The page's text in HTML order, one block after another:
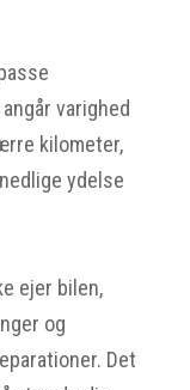
varighed
kilometer,
ydelse
ejer bilen,
og
Det